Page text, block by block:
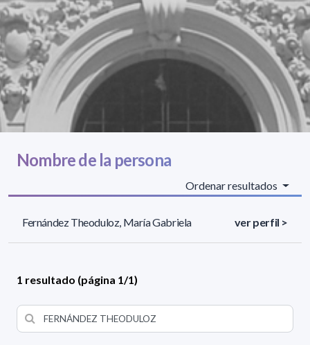
Nombre de la persona
Ordenar resultados
Fernández Theoduloz, María Gabriela ver perfil >
1 resultado (página 1/1)